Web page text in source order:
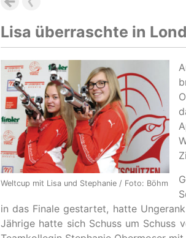
Lisa überraschte in
Weltcup mit Lisa und Stephanie / Foto: Böhm
in das Finale gestartet, hatte
Jährige hatte sich Schuss um Schuss